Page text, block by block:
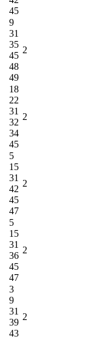
45
9
31
35
45
48
49
2
18
22
31
32
34
45
2
5
15
31
42
45
47
2
5
15
31
36
45
47
2
3
9
31
39
43
2